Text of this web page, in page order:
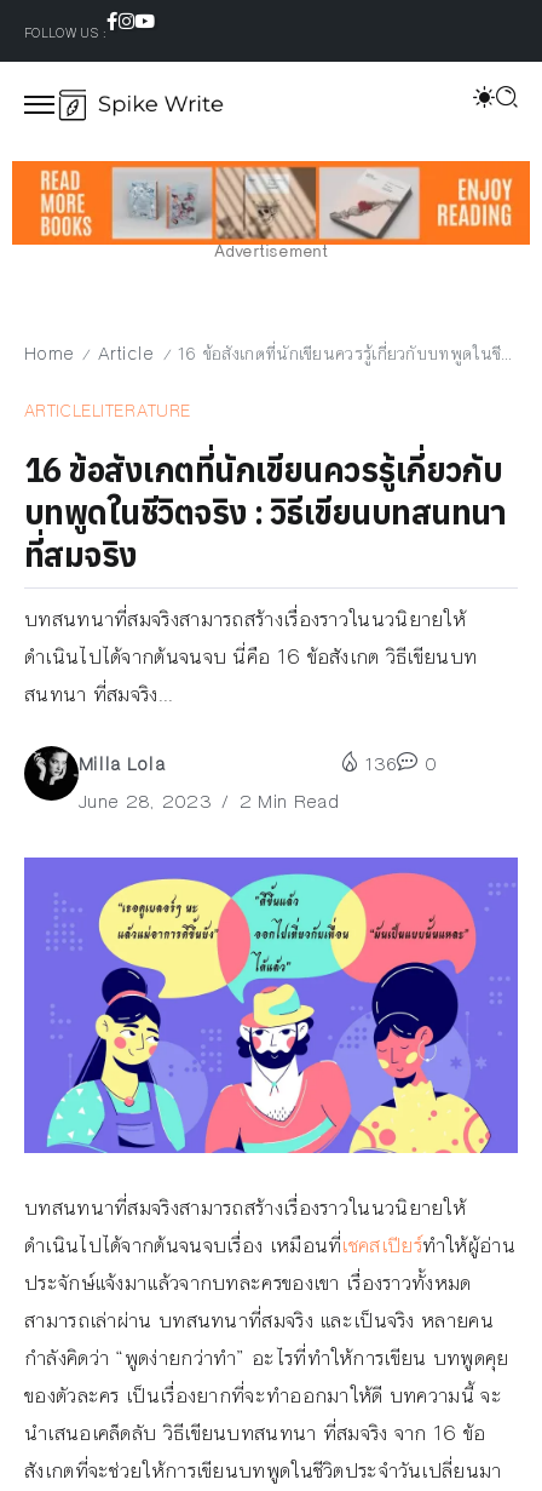
FOLLOW US :
Advertisement
Home / Article / 16 ข้อสังเกตที่นักเขียนควรรู้เกี่ยวกับบทพูดในชีวิตจริง : วิธีเขียนบทสนทนา ที่สมจริง
ARTICLELITERATURE
16 ข้อสังเกตที่นักเขียนควรรู้เกี่ยวกับ
บทพูดในชีวิตจริง : วิธีเขียนบทสนทนา
ที่สมจริง
บทสนทนาที่สมจริงสามารถสร้างเรื่องราวในนวนิยายให้
ดำเนินไปได้จากต้นจนจบ นี่คือ 16 ข้อสังเกต วิธีเขียนบท
สนทนา ที่สมจริง...
Milla Lola
June 28, 2023
2 Min Read
136 0
บทสนทนาที่สมจริงสามารถสร้างเรื่องราวในนวนิยายให้
ดำเนินไปได้จากต้นจนจบเรื่อง เหมือนที่เชคสเปียร์ทำให้ผู้อ่าน
ประจักษ์แจ้งมาแล้วจากบทละครของเขา เรื่องราวทั้งหมด
สามารถเล่าผ่าน บทสนทนาที่สมจริง และเป็นจริง หลายคน
กำลังคิดว่า “พูดง่ายกว่าทำ” อะไรที่ทำให้การเขียน บทพูดคุย
ของตัวละคร เป็นเรื่องยากที่จะทำออกมาให้ดี บทความนี้ จะ
นำเสนอเคล็ดลับ วิธีเขียนบทสนทนา ที่สมจริง จาก 16 ข้อ
สังเกตที่จะช่วยให้การเขียนบทพูดในชีวิตประจำวันเปลี่ยนมา